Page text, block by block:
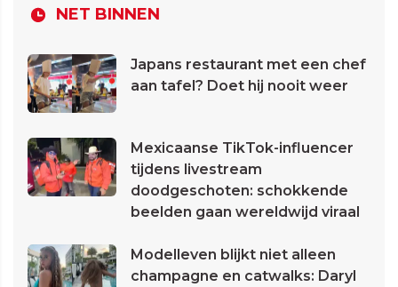
NET BINNEN
Japans restaurant met een chef
aan tafel? Doet hij nooit weer
Mexicaanse TikTok-influencer
tijdens livestream
doodgeschoten: schokkende
beelden gaan wereldwijd viraal
Modelleven blijkt niet alleen
champagne en catwalks: Daryl